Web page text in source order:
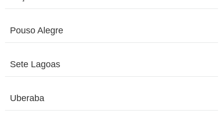
Pouso Alegre
Sete Lagoas
Uberaba